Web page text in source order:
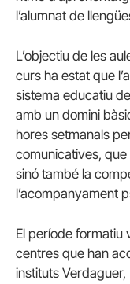
l’alumnat de
L’objectiu de les
curs ha estat que
sistema educatiu
amb un domini
hores setmanals
comunicatives, que
sinó també la
l’acompanyament
El període formatiu
centres que han
instituts